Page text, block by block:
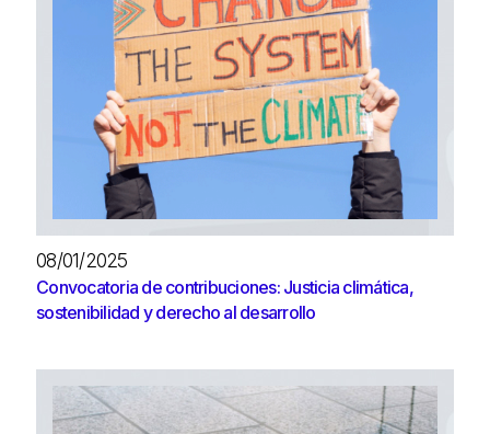
08/01/2025
Convocatoria de contribuciones: Justicia climática,
sostenibilidad y derecho al desarrollo